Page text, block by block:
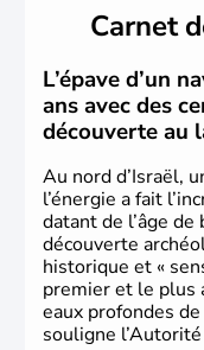
vrai essorCarnet
L’épave d’un
ans avec des
découverte au
Au nord d’Israël,
l’énergie a fait
datant de l’âge
découverte
historique et «
premier et le plus
eaux profondes
souligne